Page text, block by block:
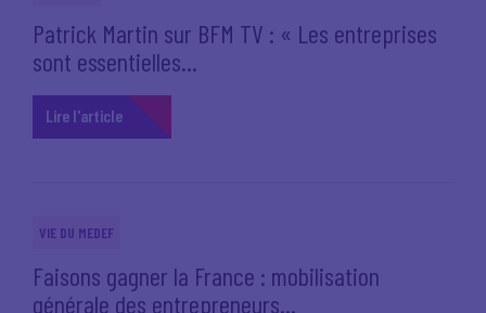
Patrick Martin sur BFM TV : « Les entreprises
sont essentielles...
Lire l'article
VIE DU MEDEF
Faisons gagner la France : mobilisation
générale des entrepreneurs...